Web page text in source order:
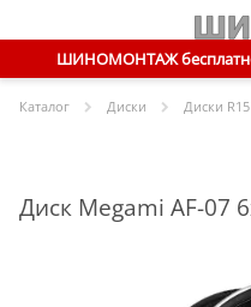
ШИНОМОНТАЖ
Каталог Диски Диски R15
Диск Megami AF-07